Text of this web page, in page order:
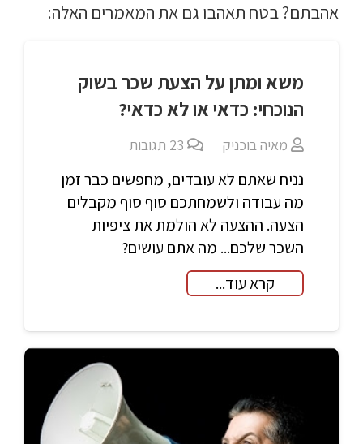
אהבתם? בטח תאהבו גם את המאמרים האלה:
משא ומתן על הצעת שכר בשוק
הנוכחי: כדאי או לא כדאי?
מאיה בוכניק 23 תגובות
נניח שאתם לא עובדים, מחפשים כבר זמן
מה עבודה ולשמחתכם סוף סוף מקבלים
הצעה. ההצעה לא הולמת את ציפיות
השכר שלכם... מה אתם עושים?
קרא עוד...